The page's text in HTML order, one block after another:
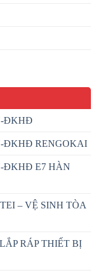
ĐKHĐ
ĐKHĐ RENGOKAI
ĐKHĐ E7 HÀN
– VỆ SINH TÒA
RÁP THIẾT BỊ